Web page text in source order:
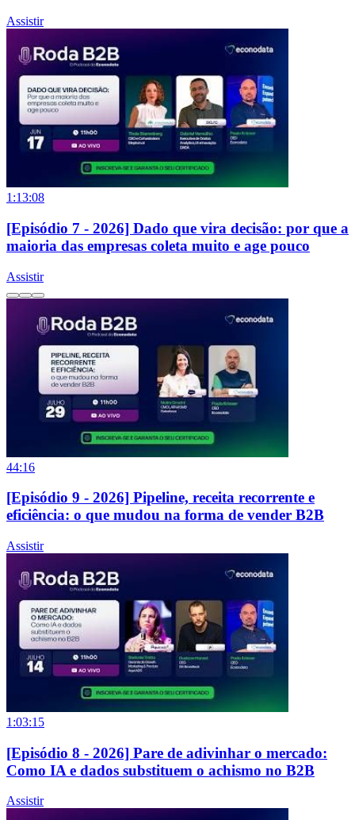
Assistir
1:13:08
[Episódio 7 - 2026] Dado que vira decisão: por que a
maioria das empresas coleta muito e age pouco
Assistir
44:16
[Episódio 9 - 2026] Pipeline, receita recorrente e
eficiência: o que mudou na forma de vender B2B
Assistir
1:03:15
[Episódio 8 - 2026] Pare de adivinhar o mercado:
Como IA e dados substituem o achismo no B2B
Assistir